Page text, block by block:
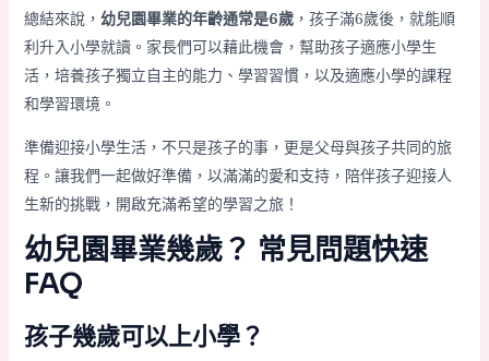
總結來說， 幼兒園畢業的年齡通常是6歲，孩子滿6歲後，就能順
利升入小學就讀。家長們可以藉此機會，幫助孩子適應小學生
活，培養孩子獨立自主的能力、學習習慣，以及適應小學的課程
和學習環境。
準備迎接小學生活，不只是孩子的事，更是父母與孩子共同的旅
程。讓我們一起做好準備，以滿滿的愛和支持，陪伴孩子迎接人
生新的挑戰，開啟充滿希望的學習之旅！
幼兒園畢業幾歲？ 常見問題快速
FAQ
孩子幾歲可以上小學？